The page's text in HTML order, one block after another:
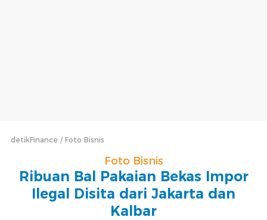
detikFinance Foto Bisnis
Foto Bisnis
Ribuan Bal Pakaian Bekas Impor
Ilegal Disita dari Jakarta dan
Kalbar